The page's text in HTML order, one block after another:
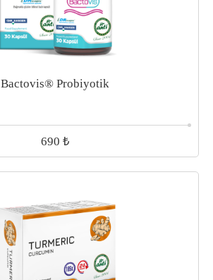
Bactovis® Probiyotik
690 ₺